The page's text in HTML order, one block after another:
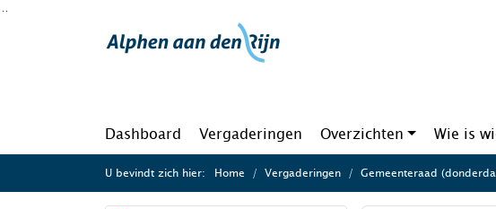
Ga naar de inhoud van deze pagina
Dashboard Vergaderingen Overzichten Wie is
U bevindt zich hier: Home Vergaderingen Gemeenteraad